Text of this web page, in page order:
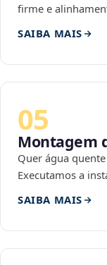
firme e
SAIBA MAIS
05
Montagem
Quer água
Executamos a
SAIBA MAIS